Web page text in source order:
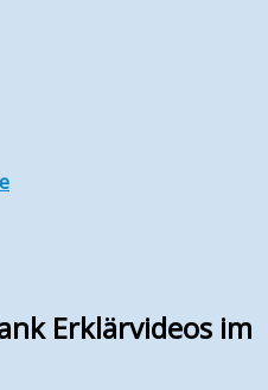
Erklärvideos im